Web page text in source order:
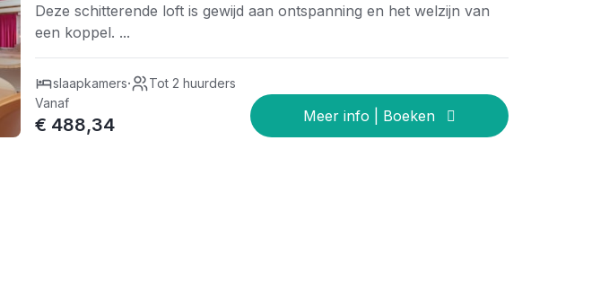
Deze schitterende loft is gewijd aan ontspanning en het welzijn van
een koppel. ...
slaapkamers·
Tot 2 huurders
Vanaf
€ 488,34